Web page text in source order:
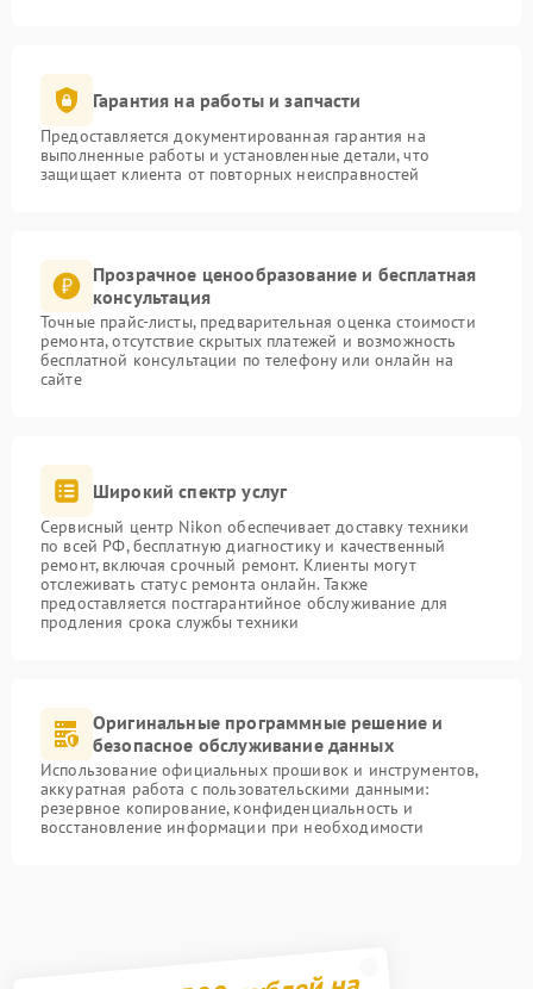
Гарантия на работы и запчасти
Предоставляется документированная гарантия на
выполненные работы и установленные детали, что
защищает клиента от повторных неисправностей
Прозрачное ценообразование и бесплатная
консультация
Точные прайс-листы, предварительная оценка стоимости
ремонта, отсутствие скрытых платежей и возможность
бесплатной консультации по телефону или онлайн на
сайте
Широкий спектр услуг
Сервисный центр Nikon обеспечивает доставку техники
по всей РФ, бесплатную диагностику и качественный
ремонт, включая срочный ремонт. Клиенты могут
отслеживать статус ремонта онлайн. Также
предоставляется постгарантийное обслуживание для
продления срока службы техники
Оригинальные программные решение и
безопасное обслуживание данных
Использование официальных прошивок и инструментов,
аккуратная работа с пользовательскими данными:
резервное копирование, конфиденциальность и
восстановление информации при необходимости